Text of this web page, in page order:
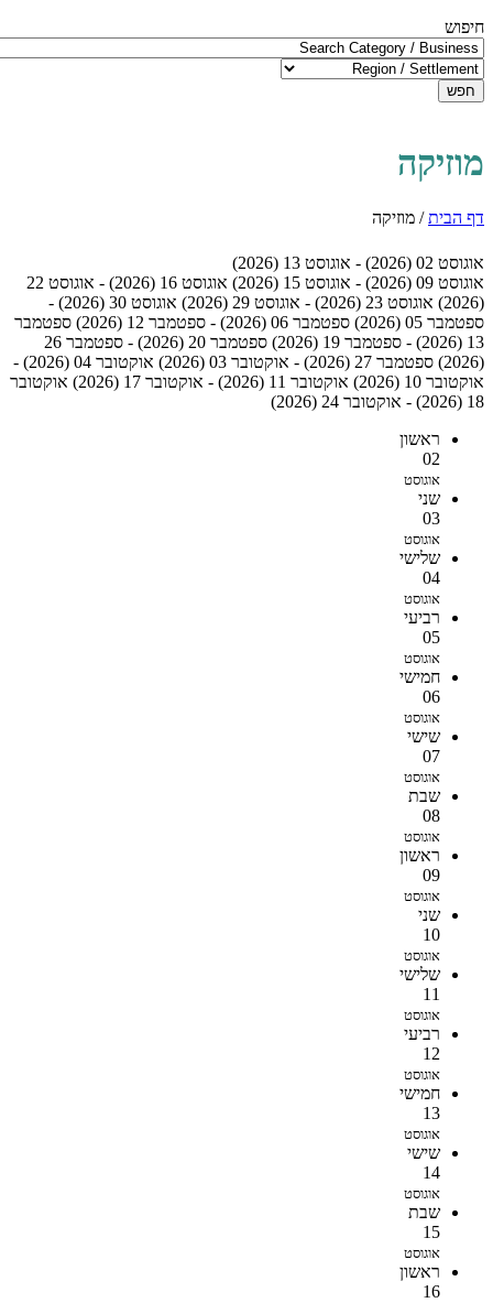
חיפוש
חפש
מוזיקה
דף הבית/ מוזיקה
אוגוסט 02 (2026) - אוגוסט 13 (2026)
אוגוסט 09 (2026) - אוגוסט 15 (2026)
אוגוסט 16 (2026) - אוגוסט 22
(2026)
אוגוסט 23 (2026) - אוגוסט 29 (2026)
אוגוסט 30 (2026) -
ספטמבר 05 (2026)
ספטמבר 06 (2026) - ספטמבר 12 (2026)
ספטמבר
13 (2026) - ספטמבר 19 (2026)
ספטמבר 20 (2026) - ספטמבר 26
(2026)
ספטמבר 27 (2026) - אוקטובר 03 (2026)
אוקטובר 04 (2026) -
אוקטובר 10 (2026)
אוקטובר 11 (2026) - אוקטובר 17 (2026)
אוקטובר
18 (2026) - אוקטובר 24 (2026)
ראשון
02
אוגוסט
שני
03
אוגוסט
שלישי
04
אוגוסט
רביעי
05
אוגוסט
חמישי
06
אוגוסט
שישי
07
אוגוסט
שבת
08
אוגוסט
ראשון
09
אוגוסט
שני
10
אוגוסט
שלישי
11
אוגוסט
רביעי
12
אוגוסט
חמישי
13
אוגוסט
שישי
14
אוגוסט
שבת
15
אוגוסט
ראשון
16